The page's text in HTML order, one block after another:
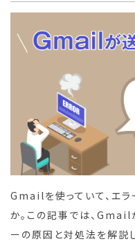
Gmailを使っていて、エ
か。この記事では、Gmail
ーの原因と対処法を解説